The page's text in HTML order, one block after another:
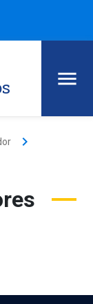
keyboard_arrow_right